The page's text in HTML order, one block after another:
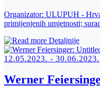
Organizator: ULUPUH -
primijenjenih umjetnosti;
Detaljnije
12.05.2023. - 30.06.2023.
Werner